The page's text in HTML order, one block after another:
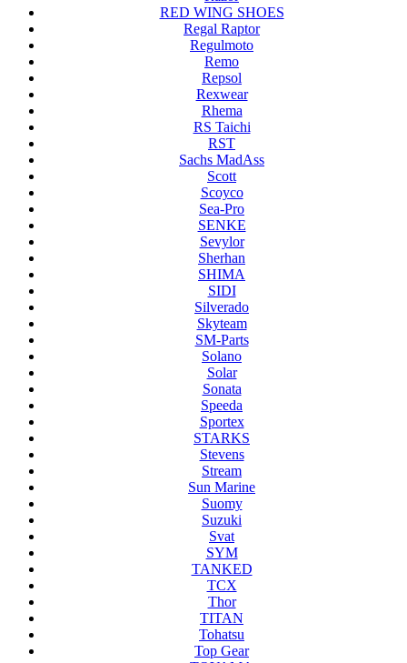
RED WING SHOES
Regal Raptor
Regulmoto
Remo
Repsol
Rexwear
Rhema
RS Taichi
RST
Sachs MadAss
Scott
Scoyco
Sea-Pro
SENKE
Sevylor
Sherhan
SHIMA
SIDI
Silverado
Skyteam
SM-Parts
Solano
Solar
Sonata
Speeda
Sportex
STARKS
Stevens
Stream
Sun Marine
Suomy
Suzuki
Svat
SYM
TANKED
TCX
Thor
TITAN
Tohatsu
Top Gear